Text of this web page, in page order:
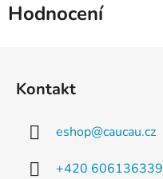
Hodnocení
Kontakt
eshop@caucau.cz
+420 606136339